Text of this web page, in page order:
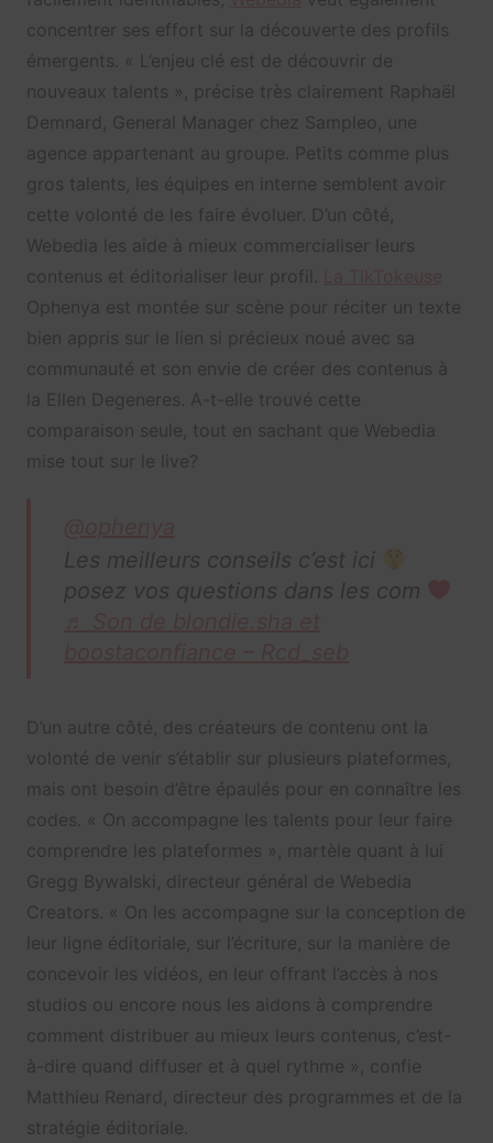
concentrer ses effort sur la découverte des profils
émergents. « L’enjeu clé est de découvrir de
nouveaux talents », précise très clairement Raphaël
Demnard, General Manager chez Sampleo, une
agence appartenant au groupe. Petits comme plus
gros talents, les équipes en interne semblent avoir
cette volonté de les faire évoluer. D’un côté,
Webedia les aide à mieux commercialiser leurs
contenus et éditorialiser leur profil.
Ophenya est montée sur scène pour réciter un texte
bien appris sur le lien si précieux noué avec sa
communauté et son envie de créer des contenus à
la Ellen Degeneres. A-t-elle trouvé cette
comparaison seule, tout en sachant que Webedia
mise tout sur le live?
Les meilleurs conseils c’est ici
posez vos questions dans les com
D’un autre côté, des créateurs de contenu ont la
volonté de venir s’établir sur plusieurs plateformes,
mais ont besoin d’être épaulés pour en connaître les
codes. « On accompagne les talents pour leur faire
comprendre les plateformes », martèle quant à lui
Gregg Bywalski, directeur général de Webedia
Creators. « On les accompagne sur la conception de
leur ligne éditoriale, sur l’écriture, sur la manière de
concevoir les vidéos, en leur offrant l’accès à nos
studios ou encore nous les aidons à comprendre
comment distribuer au mieux leurs contenus, c’est-
à-dire quand diffuser et à quel rythme », confie
Matthieu Renard, directeur des programmes et de la
stratégie éditoriale.